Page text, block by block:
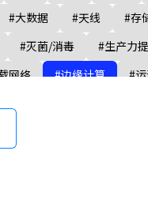
#大数据 #天线 #存
#灭菌/消毒 #生产力
网络 #边缘计算 #